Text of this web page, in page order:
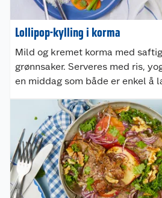
Lollipop-kylling i korma
Mild og kremet korma med
grønnsaker. Serveres med ris,
en middag som både er enkel å